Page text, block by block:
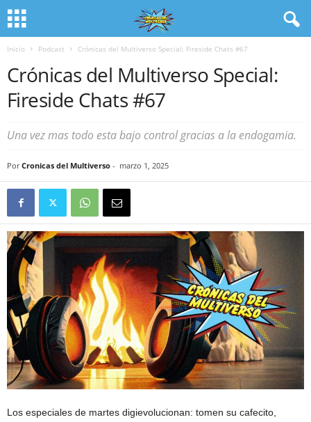
Inicio Podcast Crónicas del Multiverso Special: Fireside Chats #67
Crónicas del Multiverso Special:
Fireside Chats #67
Una vez mas todo esta bajo control gracias a la endogamia.
Por Cronicas del Multiverso - marzo 1, 2025
Los especiales de martes digievolucionan: tomen su cafecito,